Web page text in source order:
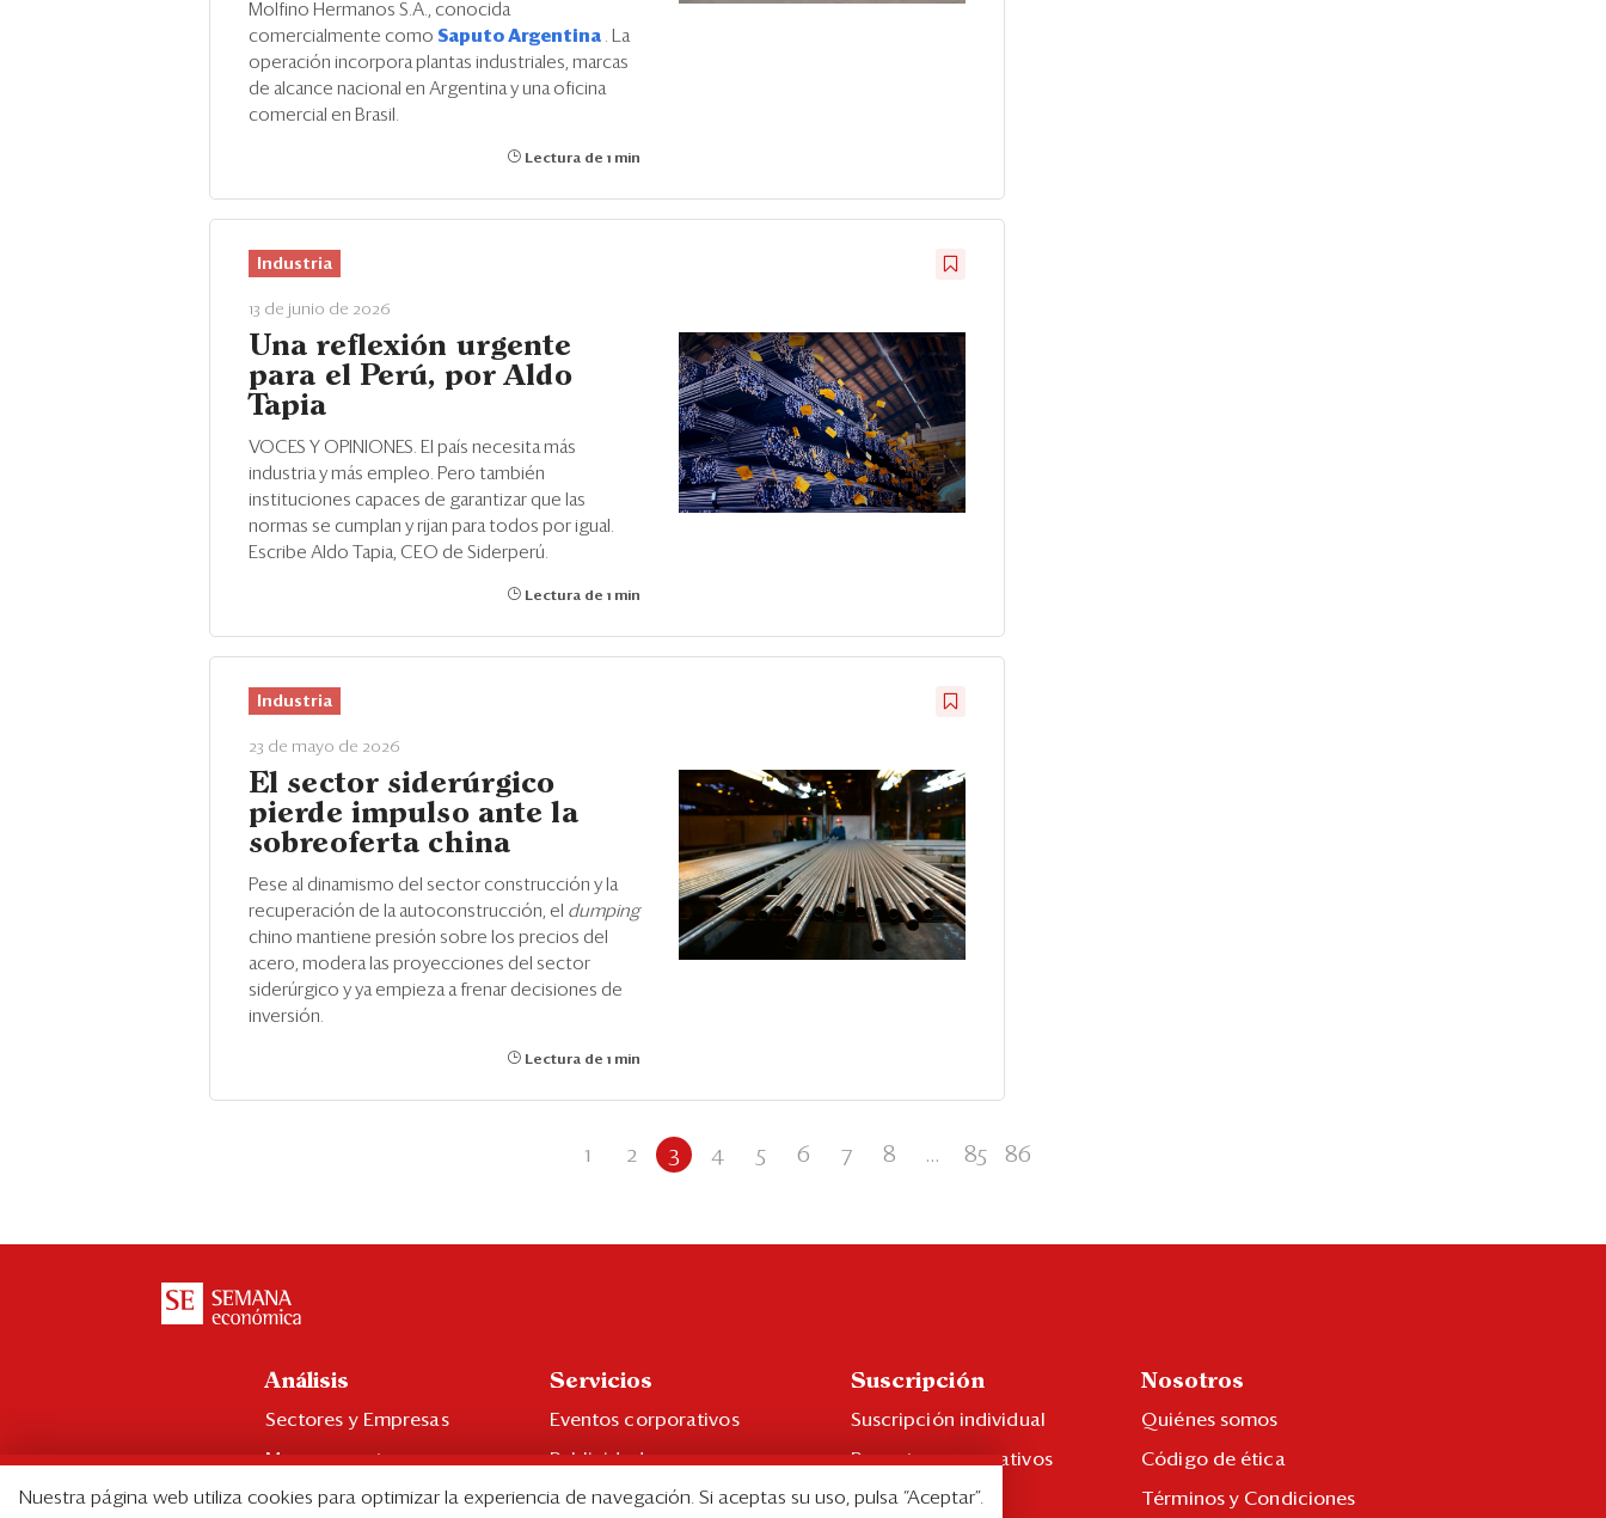
Molfino Hermanos S.A., conocida
comercialmente como Saputo Argentina . La
operación incorpora plantas industriales, marcas
de alcance nacional en Argentina y una oficina
comercial en Brasil.
Lectura de 1 min
Industria
13 de junio de 2026
Una reflexión urgente
para el Perú, por Aldo
Tapia
VOCES Y OPINIONES. El país necesita más
industria y más empleo. Pero también
instituciones capaces de garantizar que las
normas se cumplan y rijan para todos por igual.
Escribe Aldo Tapia, CEO de Siderperú.
Lectura de 1 min
Industria
23 de mayo de 2026
El sector siderúrgico
pierde impulso ante la
sobreoferta china
Pese al dinamismo del sector construcción y la
recuperación de la autoconstrucción, el dumping
chino mantiene presión sobre los precios del
acero, modera las proyecciones del sector
siderúrgico y ya empieza a frenar decisiones de
inversión.
Lectura de 1 min
1 2 3 4 5 6 7 8 ... 85 86
Análisis
Sectores y Empresas
Management
Economía y Finanzas
Servicios
Eventos corporativos
Publicidad
Contáctenos
Suscripción
Suscripción individual
Paquetes corporativos
Edición Impresa
Nosotros
Quiénes somos
Código de ética
Términos y Condiciones
Nuestra página web utiliza cookies para optimizar la experiencia de navegación. Si aceptas su uso, pulsa “Aceptar”.